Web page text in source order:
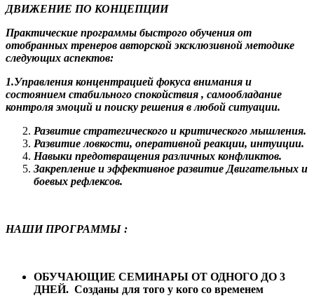
ДВИЖЕНИЕ ПО КОНЦЕПЦИИ
Практические программы быстрого обучения от
отобранных тренеров авторской эксклюзивной методике
следующих аспектов:
1.Управления концентрацией фокуса внимания и
состоянием стабильного спокойствия , самообладание
контроля эмоций и поиску решения в любой ситуации.
Развитие стратегического и критического мышления.
Развитие ловкости, оперативной реакции, интуиции.
Навыки предотвращения различных конфликтов.
Закрепление и эффективное развитие Двигательных и
боевых рефлексов.
НАШИ ПРОГРАММЫ :
ОБУЧАЮЩИЕ СЕМИНАРЫ ОТ ОДНОГО ДО 3
ДНЕЙ. Созданы для того у кого со временем